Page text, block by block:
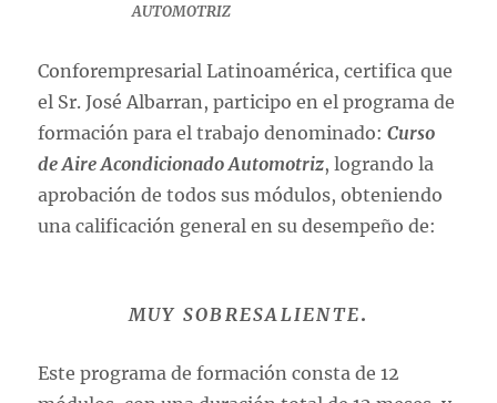
AUTOMOTRIZ
Conforempresarial Latinoamérica, certifica que
el Sr. José Albarran, participo en el programa de
formación para el trabajo denominado: Curso
de Aire Acondicionado Automotriz, logrando la
aprobación de todos sus módulos, obteniendo
una calificación general en su desempeño de:
MUY SOBRESALIENTE.
Este programa de formación consta de 12